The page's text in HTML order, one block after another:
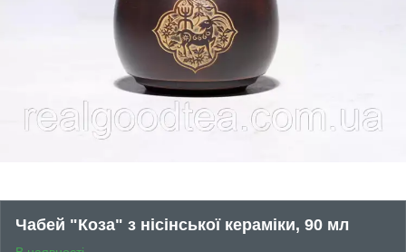
Чабей "Коза" з нісінської кераміки, 90 мл